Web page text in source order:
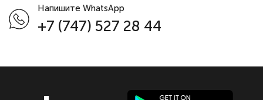
Напишите WhatsApp
+7 (747) 527 28 44